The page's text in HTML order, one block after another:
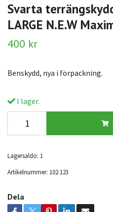
Svarta
LARGE N.E.W
400 kr
Benskydd, nya i förpackning.
I lager.
Lagersaldo: 1
Artikelnummer: 102.123
Dela